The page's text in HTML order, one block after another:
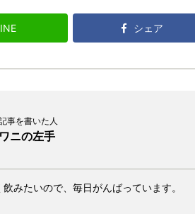
シェア
事を書いた人
ワニの左手
みたいので、毎日がんばっています。